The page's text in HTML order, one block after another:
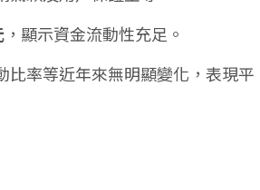
，顯示資金流動性充足。
比率等近年來無明顯變化，表現平